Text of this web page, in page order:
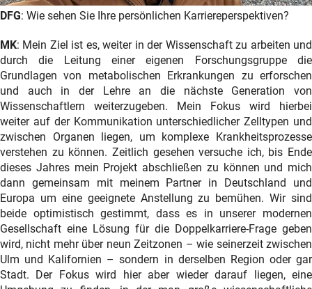
DFG: Wie sehen Sie Ihre persönlichen Karriereperspektiven?
MK: Mein Ziel ist es, weiter in der Wissenschaft zu arbeiten und
durch die Leitung einer eigenen Forschungsgruppe die
Grundlagen von metabolischen Erkrankungen zu erforschen
und auch in der Lehre an die nächste Generation von
Wissenschaftlern weiterzugeben. Mein Fokus wird hierbei
weiter auf der Kommunikation unterschiedlicher Zelltypen und
zwischen Organen liegen, um komplexe Krankheitsprozesse
verstehen zu können. Zeitlich gesehen versuche ich, bis Ende
dieses Jahres mein Projekt abschließen zu können und mich
dann gemeinsam mit meinem Partner in Deutschland und
Europa um eine geeignete Anstellung zu bemühen. Wir sind
beide optimistisch gestimmt, dass es in unserer modernen
Gesellschaft eine Lösung für die Doppelkarriere-Frage geben
wird, nicht mehr über neun Zeitzonen – wie seinerzeit zwischen
Ulm und Kalifornien – sondern in derselben Region oder gar
Stadt. Der Fokus wird hier aber wieder darauf liegen, eine